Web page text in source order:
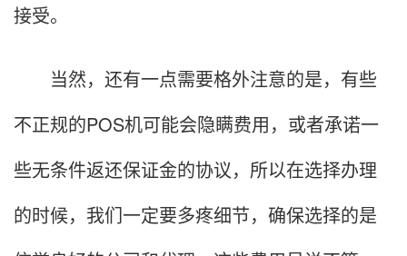
接受。
当然，还有一点需要格外注意的是，有些
不正规的POS机可能会隐瞒费用，或者承诺一
些无条件返还保证金的协议，所以在选择办理
的时候，我们一定要多疼细节，确保选择的是